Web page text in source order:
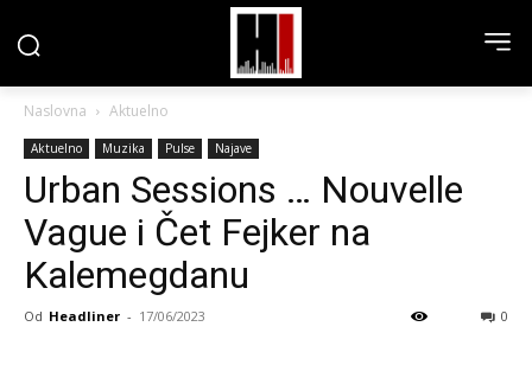
Naslovna Aktuelno
Aktuelno Muzika Pulse Najave
Urban Sessions … Nouvelle
Vague i Čet Fejker na
Kalemegdanu
Od Headliner - 17/06/2023 0